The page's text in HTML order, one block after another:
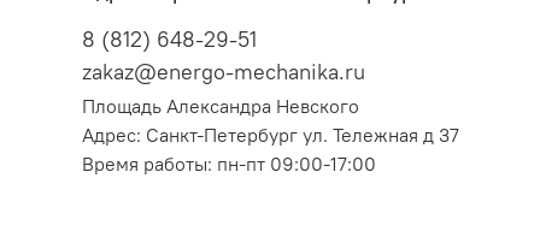
8 (812) 648-29-51
zakaz@energo-mechanika.ru
Площадь Александра Невского
Адрес: Санкт-Петербург ул. Тележная д 37
Время работы: пн-пт 09:00-17:00